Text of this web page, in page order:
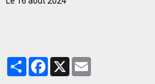
PartagerFacebook
X